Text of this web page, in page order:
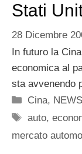
Stati
28 Dicembre
In futuro la
economica al
sta avvenendo
Categorie
Cina,
Tag
auto,
mercato